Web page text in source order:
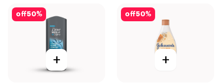
50%
off
+
50%
off
+